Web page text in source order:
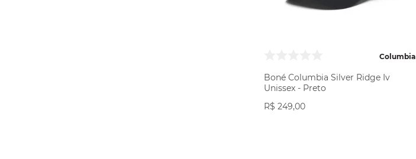
Columbia
Boné Columbia Silver Ridge Iv
Unissex - Preto
R$ 249,00